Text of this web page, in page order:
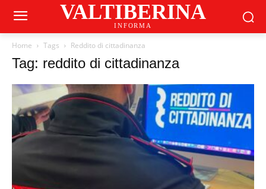
VALTIBERINA
INFORMA
Home Tags Reddito di cittadinanza
Tag: reddito di cittadinanza